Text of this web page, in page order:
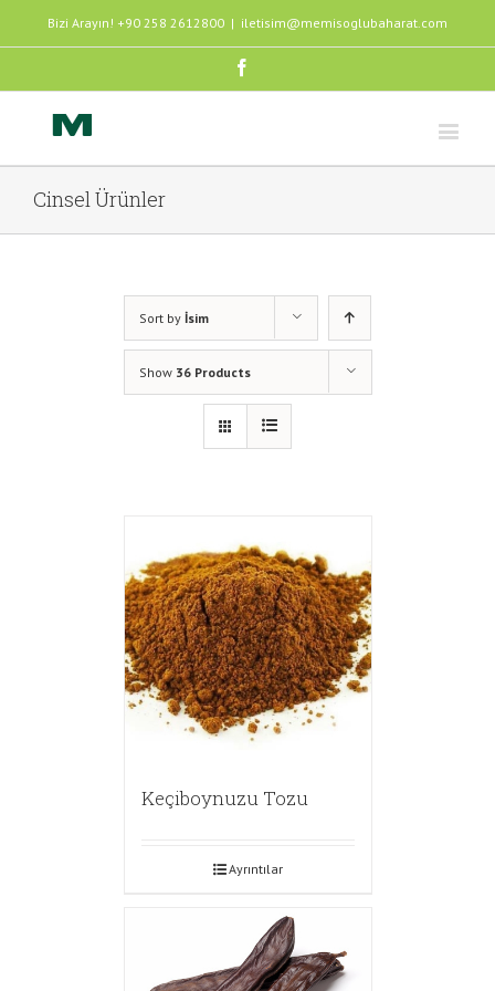
Bizi Arayın! +90 258 2612800 | iletisim@memisoglubaharat.com
Cinsel Ürünler
Sort by İsim
Show 36 Products
Keçiboynuzu Tozu
Ayrıntılar